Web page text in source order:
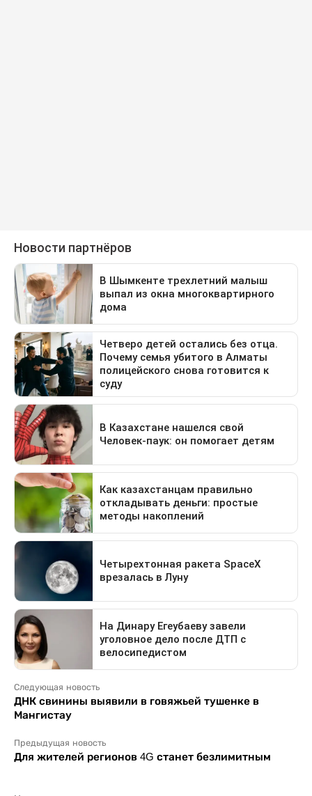
Следующая новость
ДНК свинины выявили в говяжьей тушенке в
Мангистау
Предыдущая новость
Для жителей регионов 4G станет безлимитным